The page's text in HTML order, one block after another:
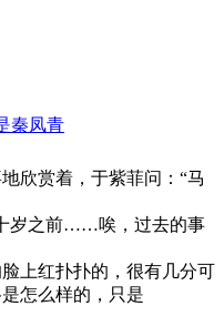
秦凤青
欣赏着，于紫菲问：“马
岁之前……唉，过去的事
上红扑扑的，很有几分可
怎么样的，只是